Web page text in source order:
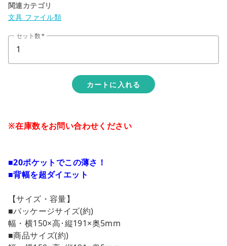
関連カテゴリ
文具 ファイル類
セット数
カートに入れる
カートへ進む
※在庫数をお問い合わせください
■20ポケットでこの薄さ！
■背幅を超ダイエット
【サイズ・容量】
■パッケージサイズ(約)
幅・横150×高･縦191×奥5mm
■商品サイズ(約)